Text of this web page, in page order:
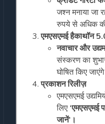
जश्न मनाया जा
रुपये से अधिक
एमएसएमई हैकाथॉन
नवाचार और
संस्करण का
घोषित किए
प्रकाशन रिलीज़
एमएसएमई
लिए ‘एमएसएमई
जानें’।